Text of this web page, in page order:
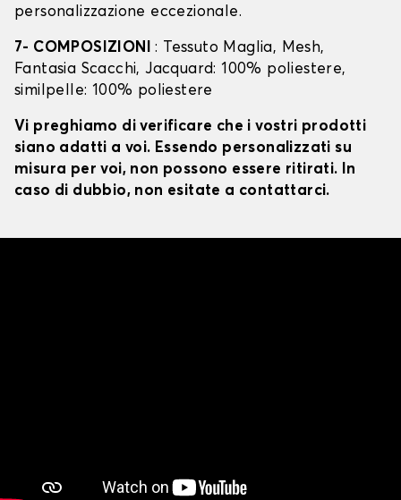
personalizzazione eccezionale.
7- COMPOSIZIONI: Tessuto Maglia, Mesh,
Fantasia Scacchi, Jacquard: 100% poliestere,
similpelle: 100% poliestere
Vi preghiamo di verificare che i vostri prodotti
siano adatti a voi. Essendo personalizzati su
misura per voi, non possono essere ritirati. In
caso di dubbio, non esitate a contattarci.